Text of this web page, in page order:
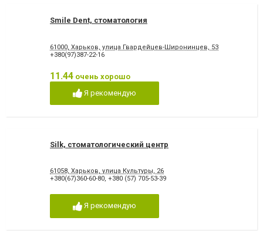
Smile Dent, стоматология
61000, Харьков, улица Гвардейцев-Широнинцев, 53
+380(97)387-22-16
11.44 очень хорошо
Я рекомендую
Silk, стоматологический центр
61058, Харьков, улица Культуры, 26
+380(67)360-60-80, +380 (57) 705-53-39
Я рекомендую